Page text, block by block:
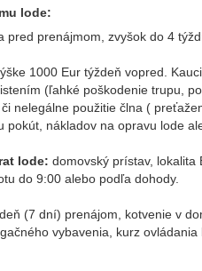
lode:
pred prenájmom, zvyšok do 4
1000 Eur týždeň vopred.
(ľahké poškodenie trupu,
nelegálne použitie člna (
pokút, nákladov na opravu lode
lode: domovský prístav, lokalita
do 9:00 alebo podľa dohody.
(7 dní) prenájom, kotvenie v
vybavenia, kurz